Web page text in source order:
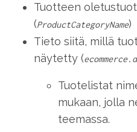
Tuotteen
(ProductCategoryName)
Tieto siitä, millä
näytetty (
Tuotelistat
mukaan, jolla
teemassa.